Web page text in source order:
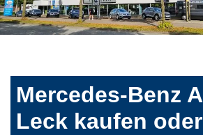
Mercedes-Benz
Leck kaufen